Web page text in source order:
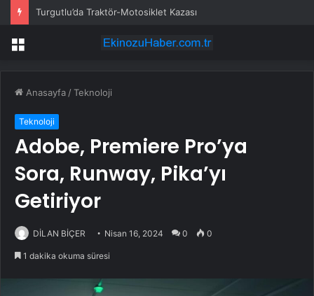
Turgutlu’da Traktör-Motosiklet Kazası
Menü
Anasayfa /Teknoloji
Teknoloji
Adobe, Premiere Pro’ya
Sora, Runway, Pika’yı
Getiriyor
DİLAN BİÇER Nisan 16, 2024 0 0
1 dakika okuma süresi